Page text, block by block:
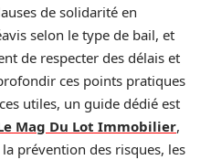
de solidarité en
selon le type de bail, et
de respecter des délais et
ces points pratiques
utiles, un guide dédié est
Mag Du Lot Immobilier,
prévention des risques, les